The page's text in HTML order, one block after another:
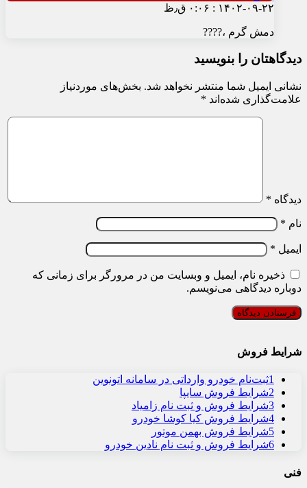
۱۴۰۲-۰۹-۲۲ : ۰:۰۶ ق٫ظ
دمش گرم ،????
دیدگاهتان را بنویسید
نشانی ایمیل شما منتشر نخواهد شد. بخش‌های موردنیاز
علامت‌گذاری شده‌اند *
دیدگاه *
نام *
ایمیل *
ذخیره نام، ایمیل و وبسایت من در مرورگر برای زمانی که
دوباره دیدگاهی می‌نویسم.
شرایط فروش
1ثبت‌نام خودرو وارداتی در سامانه اتونوین
2شرایط فروش سایپا
3شرایط فروش و ثبت نام زامیاد
4شرایط فروش کیا کوشا خودرو
5شرایط فروش بهمن موتور
6شرایط فروش و ثبت نام نادین خودرو
فنی